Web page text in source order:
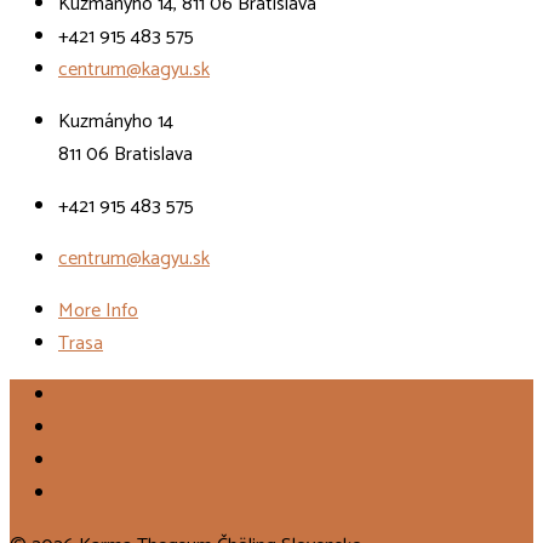
+421 915 483 575
centrum@kagyu.sk
Kuzmányho 14
811 06 Bratislava
+421 915 483 575
centrum@kagyu.sk
More Info
Trasa